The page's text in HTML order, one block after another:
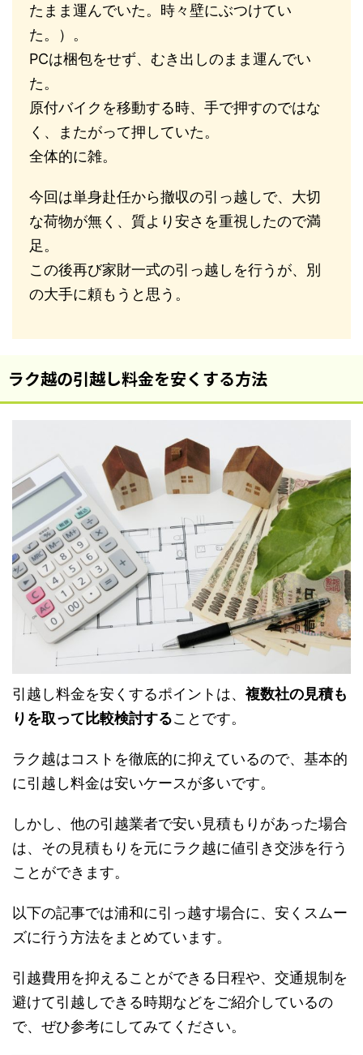
たまま運んでいた。時々壁にぶつけてい
た。）。
PCは梱包をせず、むき出しのまま運んでい
た。
原付バイクを移動する時、手で押すのではな
く、またがって押していた。
全体的に雑。
今回は単身赴任から撤収の引っ越しで、大切
な荷物が無く、質より安さを重視したので満
足。
この後再び家財一式の引っ越しを行うが、別
の大手に頼もうと思う。
ラク越の引越し料金を安くする方法
引越し料金を安くするポイントは、 複数社の見積も
りを取って比較検討することです。
ラク越はコストを徹底的に抑えているので、基本的
に引越し料金は安いケースが多いです。
しかし、他の引越業者で安い見積もりがあった場合
は、その見積もりを元にラク越に値引き交渉を行う
ことができます。
以下の記事では浦和に引っ越す場合に、安くスムー
ズに行う方法をまとめています。
引越費用を抑えることができる日程や、交通規制を
避けて引越しできる時期などをご紹介しているの
で、ぜひ参考にしてみてください。